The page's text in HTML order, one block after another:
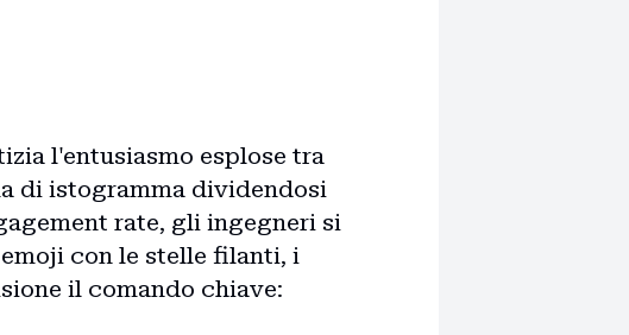
l'entusiasmo esplose tra
di istogramma dividendosi
rate, gli ingegneri si
con le stelle filanti, i
il comando chiave: